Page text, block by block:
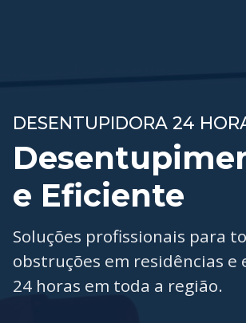
DESENTUPIDORA 24
e Eficiente
Soluções profissionais para
obstruções em residências
24 horas em toda a região.